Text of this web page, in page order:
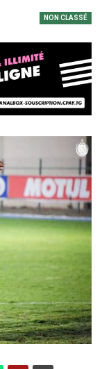
NON CLASSÉ